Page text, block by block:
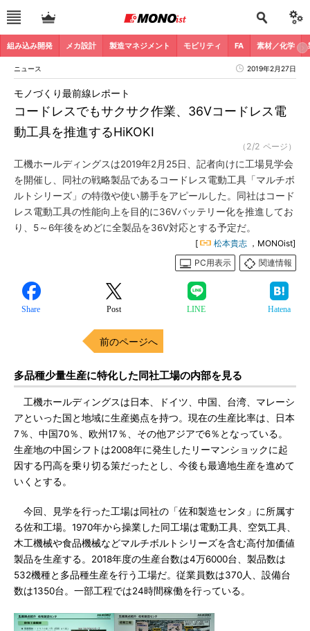
組み込み開発 メカ設計 製造マネジメント モビリティ FA 素材／化学
ニュース 2019年2月27日
コードレスでもサクサク作業、36Vコードレス電
動工具を推進するHiKOKI
モノづくり最前線レポート
（2/2 ページ）
工機ホールディングスは2019年2月25日、記者向けに工場見学会
を開催し、同社の戦略製品であるコードレス電動工具「マルチボ
ルトシリーズ」の特徴や使い勝手をアピールした。同社はコード
レス電動工具の性能向上を目的に36Vバッテリー化を推進してお
り、5～6年後をめどに全製品を36V対応とする予定だ。
[ 松本貴志 ，MONOist]
PC用表示
関連情報
Share Post LINE Hatena
前のページへ
多品種少量生産に特化した同社工場の内部を見る
工機ホールディングスは日本、ドイツ、中国、台湾、マレーシ
アといった国と地域に生産拠点を持つ。現在の生産比率は、日本
7％、中国70％、欧州17％、その他アジアで6％となっている。
生産地の中国シフトは2008年に発生したリーマンショックに起
因する円高を乗り切る策だったとし、今後も最適地生産を進めて
いくとする。
今回、見学を行った工場は同社の「佐和製造センタ」に所属す
る佐和工場。1970年から操業した同工場は電動工具、空気工具、
木工機械や食品機械などマルチボルトシリーズを含む高付加価値
製品を生産する。2018年度の生産台数は4万6000台、製品数は
532機種と多品種生産を行う工場だ。従業員数は370人、設備台
数は1350台。一部工程では24時間稼働を行っている。